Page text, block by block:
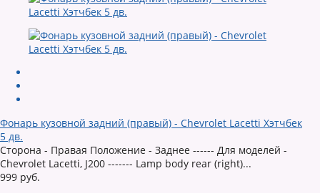
Фонарь кузовной задний (правый) - Chevrolet Lacetti Хэтчбек
5 дв.
Сторона - Правая Положение - Заднее ------ Для моделей -
Chevrolet Lacetti, J200 ------- Lamp body rear (right)...
999 руб.